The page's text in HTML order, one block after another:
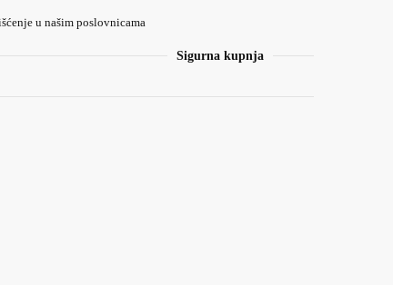
u našim poslovnicama
Sigurna kupnja